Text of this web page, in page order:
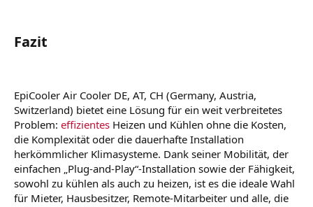
Fazit
EpiCooler Air Cooler DE, AT, CH (Germany, Austria,
Switzerland) bietet eine Lösung für ein weit verbreitetes
Problem: effizientes Heizen und Kühlen ohne die Kosten,
die Komplexität oder die dauerhafte Installation
herkömmlicher Klimasysteme. Dank seiner Mobilität, der
einfachen „Plug-and-Play“-Installation sowie der Fähigkeit,
sowohl zu kühlen als auch zu heizen, ist es die ideale Wahl
für Mieter, Hausbesitzer, Remote-Mitarbeiter und alle, die